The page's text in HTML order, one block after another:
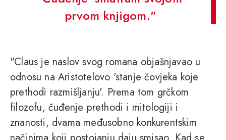
prvom knjigom."
"Claus je naslov svog romana objašnjavao u
odnosu na Aristotelovo 'stanje čovjeka koje
prethodi razmišljanju'. Prema tom grčkom
filozofu, čuđenje prethodi i mitologiji i
znanosti, dvama međusobno konkurentskim